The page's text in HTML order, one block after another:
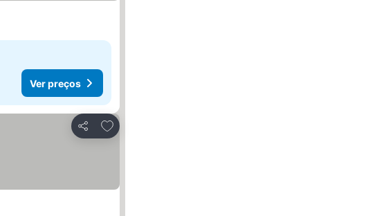
Ver preços
Partilhar
Adicionar aos favoritos